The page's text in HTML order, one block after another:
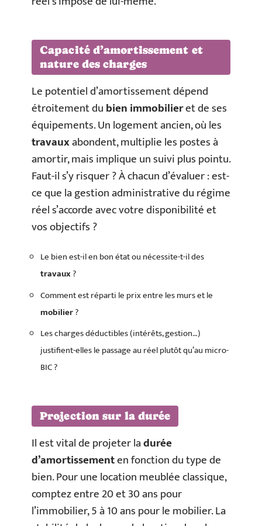
Capacité d’amortissement et
nature des charges
Le potentiel d’amortissement dépend
étroitement dubien immobilieret de ses
équipements. Un logement ancien, où les
travauxabondent, multiplie les postes à
amortir, mais implique un suivi plus pointu.
Faut-il s’y risquer ? À chacun d’évaluer : est-
ce que la gestion administrative du régime
réel s’accorde avec votre disponibilité et
vos objectifs ?
Le bien est-il en bon état ou nécessite-t-il des
travaux?
Comment est réparti le prix entre les murs et le
mobilier?
Les charges déductibles (intérêts, gestion…)
justifient-elles le passage au réel plutôt qu’au micro-
BIC ?
Projection sur la durée
Il est vital de projeter ladurée
d’amortissementen fonction du type de
bien. Pour une location meublée classique,
comptez entre 20 et 30 ans pour
l’immobilier, 5 à 10 ans pour le mobilier. La